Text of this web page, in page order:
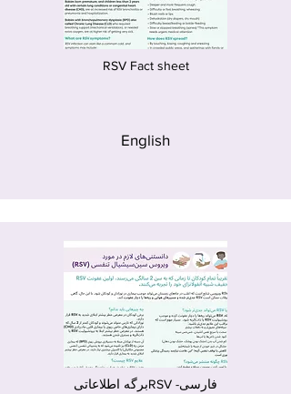
RSV Fact sheet
English
برگه اطلاعاتیRSV -فارسی